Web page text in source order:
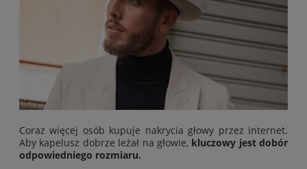
Coraz więcej osób kupuje nakrycia głowy przez internet.
Aby kapelusz dobrze leżał na głowie, kluczowy jest dobór
odpowiedniego rozmiaru.